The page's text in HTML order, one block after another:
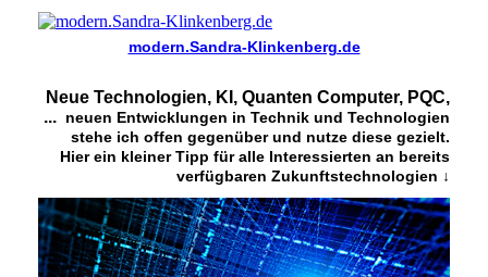
modern.Sandra-Klinkenberg.de
Neue Technologien, KI, Quanten Computer, PQC,
... neuen Entwicklungen in Technik und Technologien
stehe ich offen gegenüber und nutze diese gezielt.
Hier ein kleiner Tipp für alle Interessierten an bereits
verfügbaren Zukunftstechnologien ↓